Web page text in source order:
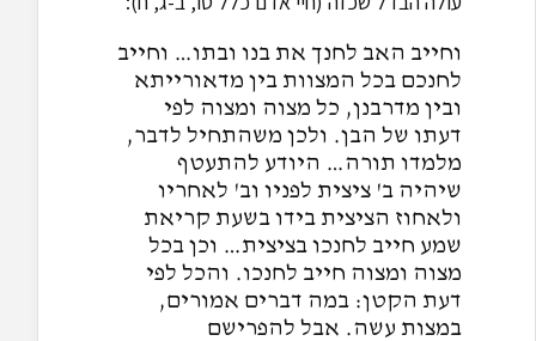
וחייב האב לחנך את בנו ובתו… וחייב
לחנכם בכל המצוות בין מדאורייתא
ובין מדרבנן, כל מצוה ומצוה לפי
דעתו של הבן. ולכן משהתחיל לדבר,
מלמדו תורה… היודע להתעטף
שיהיה ב' ציצית לפניו וב' לאחריו
ולאחוז הציצית בידו בשעת קריאת
שמע חייב לחנכו בציצית… וכן בכל
מצוה ומצוה חייב לחנכו. והכל לפי
דעת הקטן: במה דברים אמורים,
במצות עשה. אבל להפרישם